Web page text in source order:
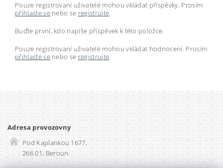
Pouze registrovaní uživatelé mohou vkládat příspěvky. Prosím
přihlaste senebo se registrujte.
Buďte první, kdo napíše příspěvek k této položce.
Pouze registrovaní uživatelé mohou vkládat hodnocení. Prosím
přihlaste senebo se registrujte.
Adresa provozovny
Pod Kaplankou 1677,
266 01, Beroun